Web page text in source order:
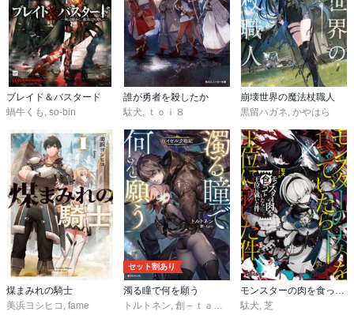
ブレイド＆バスタード
蝸牛くも , so-bin
誰が勇者を殺したか
駄犬, ｔｏｉ８
崩壊世界の魔法杖職人
黒留ハガネ, かやはら
煤まみれの騎士
美浜ヨシヒコ fame
セット割あり
濁る瞳で何を願う
トルトネン 創－ｔａｒｏ
駄犬 芝